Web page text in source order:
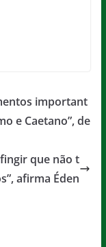
important
e Caetano”, de
que não t
afirma Éden